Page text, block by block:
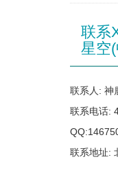
联系
星空
联系人: 神
联系电话:
联系地址: